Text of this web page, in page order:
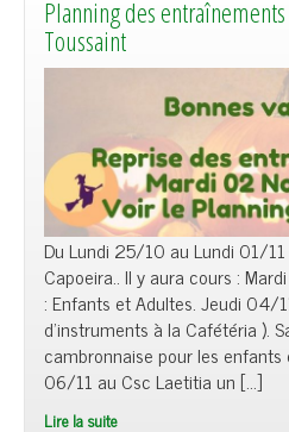
Planning des entraînements
Toussaint
Du Lundi 25/10 au Lundi 01/11
Capoeira.. Il y aura cours :
: Enfants et Adultes. Jeudi 04/
d’instruments à la Cafétéria ).
cambronnaise pour les enfants
06/11 au Csc Laetitia un […]
Lire la suite